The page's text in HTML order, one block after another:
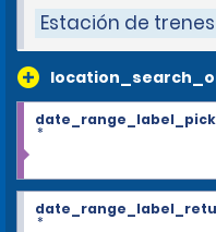
Estación de
*
*